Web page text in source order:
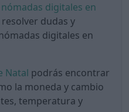
digitales en
dudas y
digitales en
Natal podrás encontrar
la moneda y cambio
temperatura y